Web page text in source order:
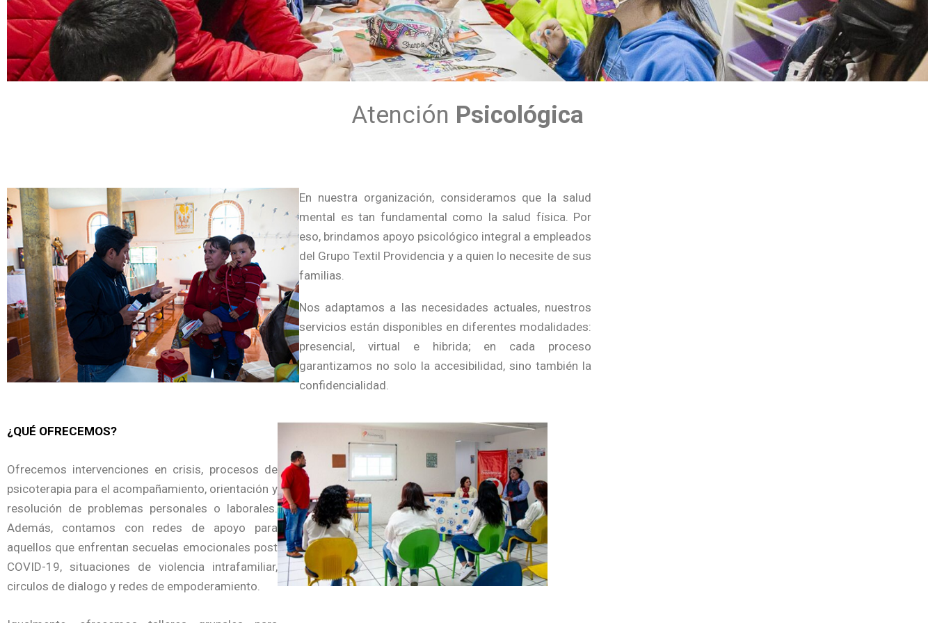
Atención Psicológica
En nuestra organización, consideramos que la salud
mental es tan fundamental como la salud física. Por
eso, brindamos apoyo psicológico integral a empleados
del Grupo Textil Providencia y a quien lo necesite de sus
familias.
Nos adaptamos a las necesidades actuales, nuestros
servicios están disponibles en diferentes modalidades:
presencial, virtual e hibrida; en cada proceso
garantizamos no solo la accesibilidad, sino también la
confidencialidad.
¿QUÉ OFRECEMOS?
Ofrecemos intervenciones en crisis, procesos de
psicoterapia para el acompañamiento, orientación y
resolución de problemas personales o laborales.
Además, contamos con redes de apoyo para
aquellos que enfrentan secuelas emocionales post
COVID-19, situaciones de violencia intrafamiliar,
circulos de dialogo y redes de empoderamiento.